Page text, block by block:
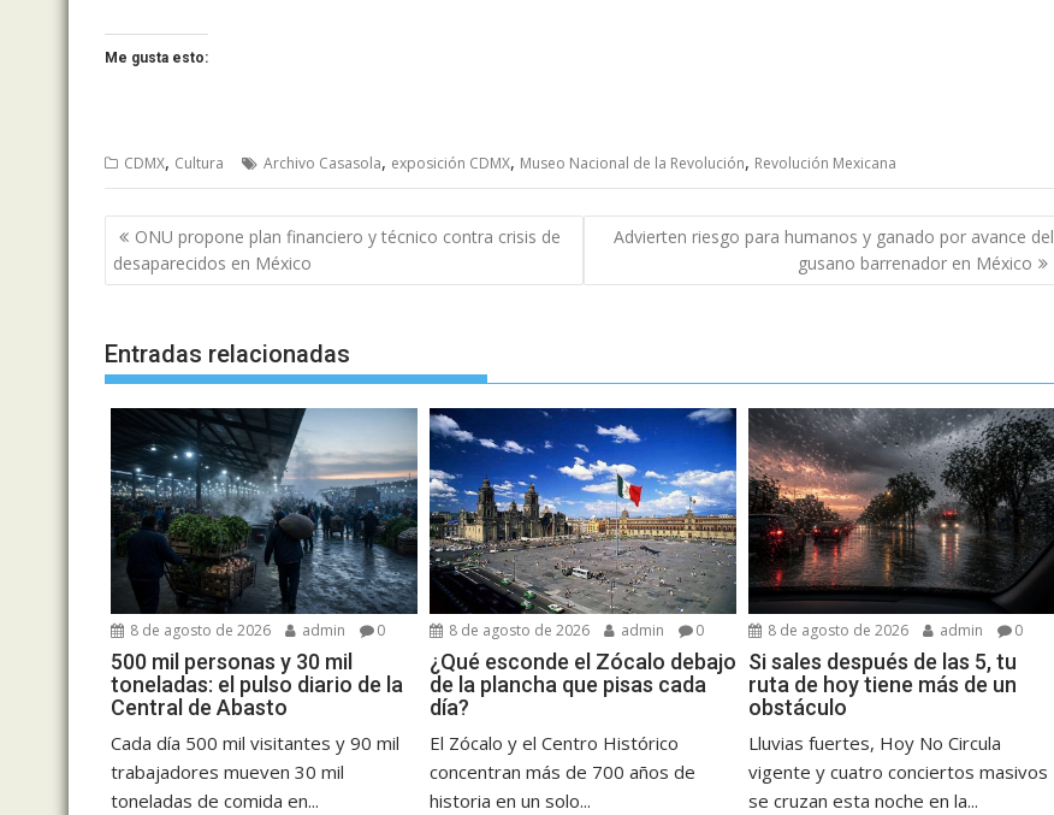
Me gusta esto:
CDMX, Cultura Archivo Casasola, exposición CDMX, Museo Nacional de la Revolución, Revolución Mexicana
Navegación
de
entradas
ONU propone plan financiero y técnico contra crisis de
desaparecidos en México
Advierten riesgo para humanos y ganado por avance del
gusano barrenador en México
Entradas relacionadas
8 de agosto de 2026 admin 0
500 mil personas y 30 mil
toneladas: el pulso diario de la
Central de Abasto
Cada día 500 mil visitantes y 90 mil
trabajadores mueven 30 mil
toneladas de comida en...
8 de agosto de 2026 admin 0
¿Qué esconde el Zócalo debajo
de la plancha que pisas cada
día?
El Zócalo y el Centro Histórico
concentran más de 700 años de
historia en un solo...
8 de agosto de 2026 admin 0
Si sales después de las 5, tu
ruta de hoy tiene más de un
obstáculo
Lluvias fuertes, Hoy No Circula
vigente y cuatro conciertos masivos
se cruzan esta noche en la...